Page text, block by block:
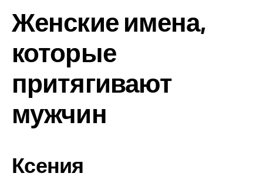
Женские имена,
которые
притягивают
мужчин
Ксения